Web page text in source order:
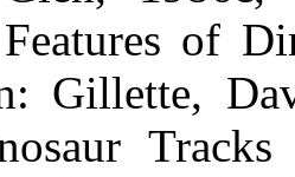
of
Gillette,